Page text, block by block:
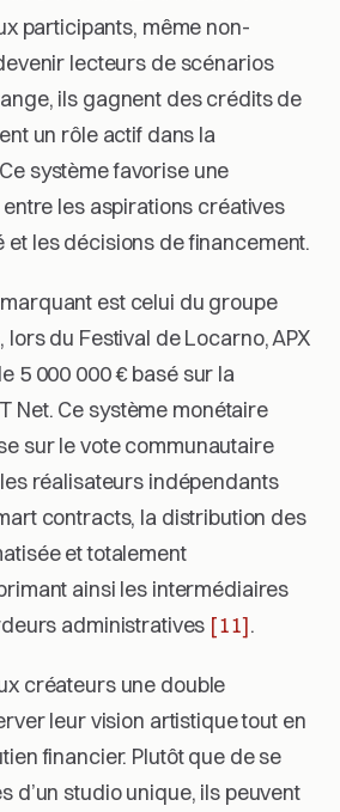
participants, même non-
lecteurs de scénarios
ils gagnent des crédits de
un rôle actif dans la
système favorise une
les aspirations créatives
et les décisions de financement.
est celui du groupe
lors du Festival de Locarno, APX
5 000 000 € basé sur la
Net. Ce système monétaire
sur le vote communautaire
réalisateurs indépendants
contracts, la distribution des
et totalement
ainsi les intermédiaires
administratives [11].
créateurs une double
leur vision artistique tout en
financier. Plutôt que de se
d’un studio unique, ils peuvent